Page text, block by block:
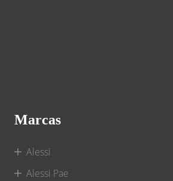
Marcas
Alessi
Alessi Pae